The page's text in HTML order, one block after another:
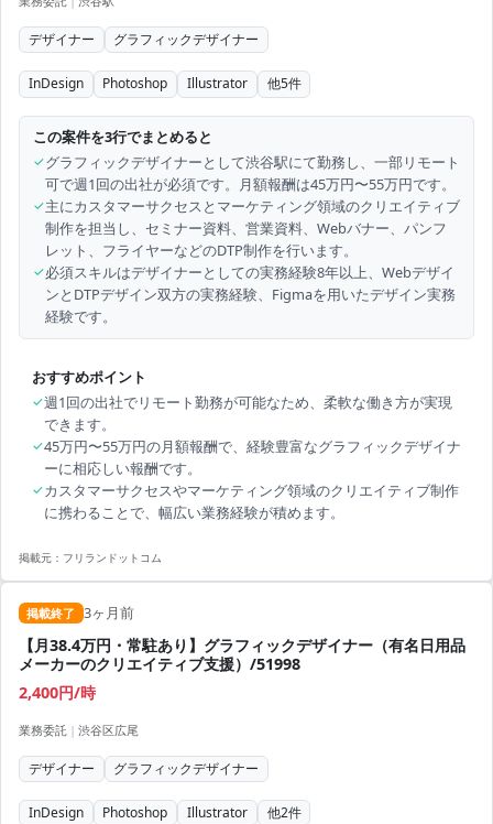
デザイナー グラフィックデザイナー
InDesign Photoshop Illustrator 他5件
この案件を3行でまとめると
✓グラフィックデザイナーとして渋谷駅にて勤務し、一部リモート
可で週1回の出社が必須です。月額報酬は45万円〜55万円です。
✓主にカスタマーサクセスとマーケティング領域のクリエイティブ
制作を担当し、セミナー資料、営業資料、Webバナー、パンフ
レット、フライヤーなどのDTP制作を行います。
✓必須スキルはデザイナーとしての実務経験8年以上、Webデザイ
ンとDTPデザイン双方の実務経験、Figmaを用いたデザイン実務
経験です。
おすすめポイント
✓週1回の出社でリモート勤務が可能なため、柔軟な働き方が実現
できます。
✓45万円〜55万円の月額報酬で、経験豊富なグラフィックデザイナ
ーに相応しい報酬です。
✓カスタマーサクセスやマーケティング領域のクリエイティブ制作
に携わることで、幅広い業務経験が積めます。
掲載元： フリランドットコム
掲載終了 3ヶ月前
【月38.4万円・常駐あり】グラフィックデザイナー（有名日用品
メーカーのクリエイティブ支援）/51998
2,400円/時
業務委託 | 渋谷区広尾
デザイナー グラフィックデザイナー
InDesign Photoshop Illustrator 他2件